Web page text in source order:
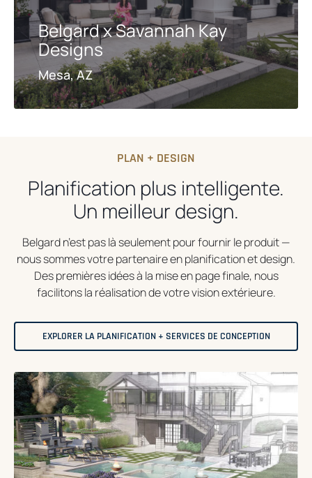
Belgard x Savannah Kay
Designs
Mesa, AZ
PLAN + DESIGN
Planification plus intelligente.
Un meilleur design.
Belgard n’est pas là seulement pour fournir le produit —
nous sommes votre partenaire en planification et design.
Des premières idées à la mise en page finale, nous
facilitons la réalisation de votre vision extérieure.
EXPLORER LA PLANIFICATION + SERVICES DE CONCEPTION